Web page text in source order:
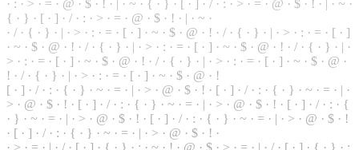
· : · > · = · @ · $ · ! · | · ~ · { · } · [ · ] · / · : · > · = · @ · $ · ! · | · ~ ·
{ · } · [ · ] · / · : · > · = · @ · $ · ! · | · ~ ·
· / · { · } · | · > · : · = · [ · ] · ~ · $ · @ · ! · / · { · } · | · > · : · = · [ · ]
· ~ · $ · @ · ! · / · { · } · | · > · : · = · [ · ] · ~ · $ · @ · ! · / · { · } · | ·
> · : · = · [ · ] · ~ · $ · @ · ! · / · { · } · | · > · : · = · [ · ] · ~ · $ · @ ·
! · / · { · } · | · > · : · = · [ · ] · ~ · $ · @ · !
[ · ] · / · : · { · } · ~ · = · | · > · @ · $ · ! · [ · ] · / · : · { · } · ~ · = · | ·
> · @ · $ · ! · [ · ] · / · : · { · } · ~ · = · | · > · @ · $ · ! · [ · ] · / · : · {
· } · ~ · = · | · > · @ · $ · ! · [ · ] · / · : · { · } · ~ · = · | · > · @ · $ · !
· [ · ] · / · : · { · } · ~ · = · | · > · @ · $ · ! ·
· > · = · | · / · [ · ] · { · } · : · ~ · ! · @ · $ · > · = · | · / · [ · ] · { · } · :